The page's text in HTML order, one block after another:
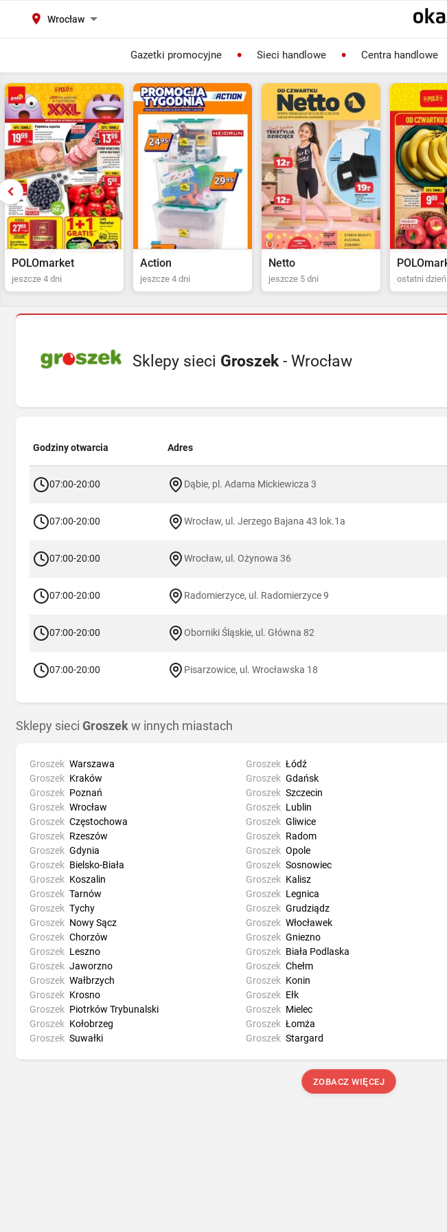
Wrocław
Gazetki promocyjne Sieci handlowe Centra handlowe
Action
jeszcze 4 dni
Netto
jeszcze 5 dni
POLOmarket
ostatni dzień jutro
Kaufland
jeszcze 4 dni
Sklepy sieci Groszek- Wrocław
Godziny otwarcia Adres
07:00-20:00 Dąbie, pl. Adama Mickiewicza 3
07:00-20:00 Wrocław, ul. Jerzego Bajana 43 lok.1a
07:00-20:00 Wrocław, ul. Ożynowa 36
07:00-20:00 Radomierzyce, ul. Radomierzyce 9
07:00-20:00 Oborniki Śląskie, ul. Główna 82
07:00-20:00 Pisarzowice, ul. Wrocławska 18
Sklepy sieci Groszek w innych miastach
Groszek Warszawa
Groszek Kraków
Groszek Poznań
Groszek Wrocław
Groszek Łódź
Groszek Gdańsk
Groszek Szczecin
Groszek Lublin
Groszek Częstochowa
Groszek Rzeszów
Groszek Gdynia
Groszek Bielsko-Biała
Groszek Gliwice
Groszek Radom
Groszek Opole
Groszek Sosnowiec
Groszek Koszalin
Groszek Tarnów
Groszek Tychy
Groszek Nowy Sącz
Groszek Kalisz
Groszek Legnica
Groszek Grudziądz
Groszek Włocławek
Groszek Chorzów
Groszek Leszno
Groszek Jaworzno
Groszek Wałbrzych
Groszek Gniezno
Groszek Biała Podlaska
Groszek Chełm
Groszek Konin
Groszek Krosno
Groszek Piotrków Trybunalski
Groszek Kołobrzeg
Groszek Suwałki
Groszek Ełk
Groszek Mielec
Groszek Łomża
Groszek Stargard
ZOBACZ WIĘCEJ